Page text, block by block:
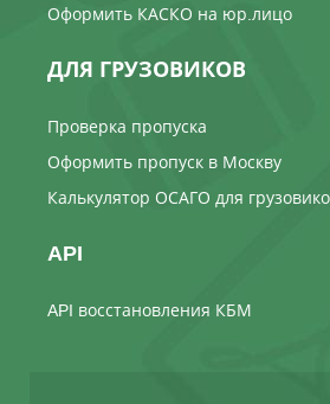
Оформить КАСКО на юр.лицо
ДЛЯ ГРУЗОВИКОВ
Проверка пропуска
Оформить пропуск в Москву
Калькулятор ОСАГО для
API
API восстановления КБМ